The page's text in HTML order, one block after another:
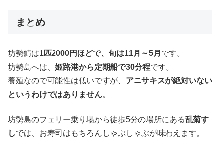
まとめ
坊勢鯖は1匹2000円ほどで、旬は11月～5月 です。
坊勢島へは、 姫路港から定期船で30分程です。
養殖なので可能性は低いですが、 アニサキスが絶対いない
というわけではありません。
坊勢島のフェリー乗り場から徒歩5分の場所にある乱菊す
しでは、お寿司はもちろんしゃぶしゃぶが味わえます。